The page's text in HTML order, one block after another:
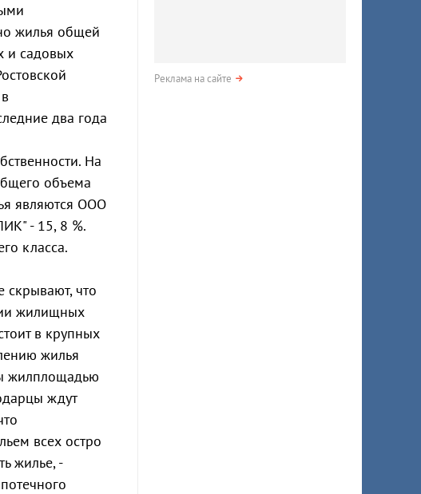
жилья общей
и садовых
два года
На
объема
являются ООО
- 15, 8 %.
класса.
скрывают, что
жилищных
в крупных
жилья
жилплощадью
ждут
всех остро
жилье, -
Реклама на сайте